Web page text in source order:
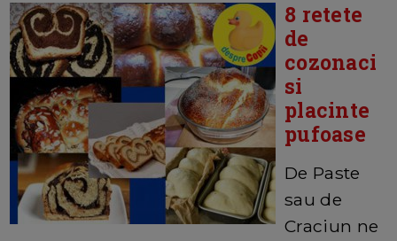
8 retete
de
cozonaci
si
placinte
pufoase
De Paste
sau de
Craciun ne